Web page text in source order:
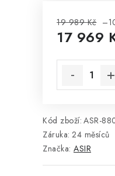
19 989 Kč
17 969
Kód zboží: ASR-
Záruka: 24 měsíců
Značka: ASIR